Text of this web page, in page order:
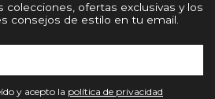
colecciones, ofertas exclusivas y los
consejos de estilo en tu email.
y acepto la política de privacidad